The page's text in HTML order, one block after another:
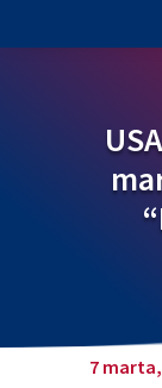
7 marta,